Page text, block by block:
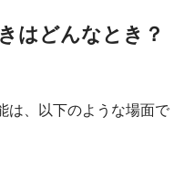
はどんなとき？
は、以下のような場面で